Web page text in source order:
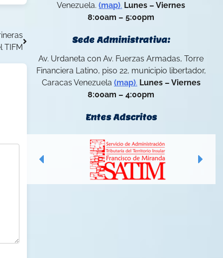
TIFM
Venezuela.(map). Lunes – Viernes
8:00am – 5:00pm
Sede Administrativa:
Av. Urdaneta con Av. Fuerzas Armadas, Torre
Financiera Latino, piso 22, municipio libertador,
Caracas Venezuela (map). Lunes – Viernes
8:00am – 4:00pm
Entes Adscritos